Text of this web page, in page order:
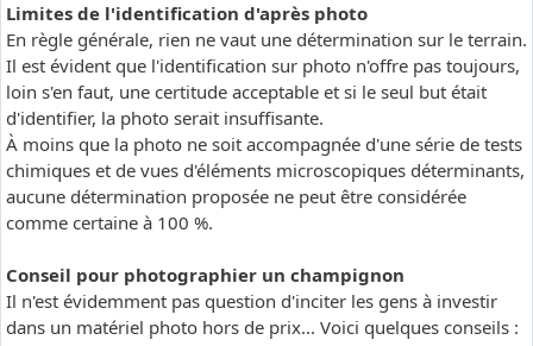
Limites de l'identification d'après photo
En règle générale, rien ne vaut une détermination sur le terrain.
Il est évident que l'identification sur photo n'offre pas toujours,
loin s'en faut, une certitude acceptable et si le seul but était
d'identifier, la photo serait insuffisante.
À moins que la photo ne soit accompagnée d'une série de tests
chimiques et de vues d'éléments microscopiques déterminants,
aucune détermination proposée ne peut être considérée
comme certaine à 100 %.
Conseil pour photographier un champignon
Il n'est évidemment pas question d'inciter les gens à investir
dans un matériel photo hors de prix... Voici quelques conseils :